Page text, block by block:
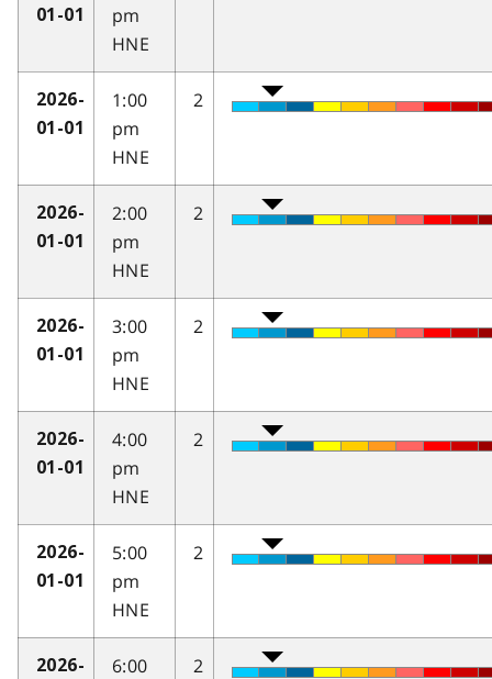
01-01
pm
HNE
2026-
01-01
1:00
pm
HNE
2
2026-
01-01
2:00
pm
HNE
2
2026-
01-01
3:00
pm
HNE
2
2026-
01-01
4:00
pm
HNE
2
2026-
01-01
5:00
pm
HNE
2
2026-
6:00
2